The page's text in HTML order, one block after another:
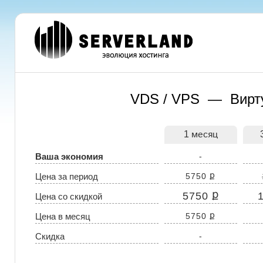
VDS / VPS —
1 месяц
Ваша экономия -
Цена за период 5750 ք
Цена со скидкой 5750 ք
Цена в месяц 5750 ք
Скидка -